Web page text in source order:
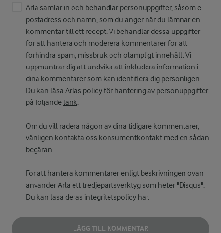
Arla samlar in och behandlar personuppgifter, såsom e-
postadress och namn, som du anger när du lämnar en
kommentar till ett recept. Vi behandlar dessa uppgifter
för att hantera och moderera kommentarer för att
förhindra spam, missbruk och olämpligt innehåll. Vi
uppmuntrar dig att undvika att inkludera information i
dina kommentarer som kan identifiera dig personligen.
Du kan läsa Arlas policy för hantering av personuppgifter
på följande länk.
Om du vill radera någon av dina tidigare kommentarer,
vänligen kontakta oss konsumentkontakt med en sådan
begäran.
För att hantera kommentarer enligt beskrivningen ovan
använder Arla ett tredjepartsverktyg som heter "Disqus".
Du kan läsa deras integritetspolicy här.
LÄGG TILL KOMMENTAR